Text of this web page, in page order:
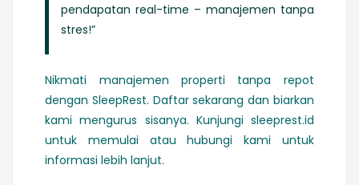
pendapatan real-time – manajemen tanpa
stres!”
Nikmati manajemen properti tanpa repot
dengan SleepRest. Daftar sekarang dan biarkan
kami mengurus sisanya. Kunjungi sleeprest.id
untuk memulai atau hubungi kami untuk
informasi lebih lanjut.